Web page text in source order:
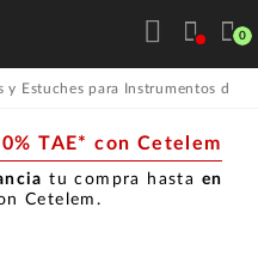
0
y Estuches para Instrumentos de
TAE* con Cetelem
tu compra hasta en
Cetelem.